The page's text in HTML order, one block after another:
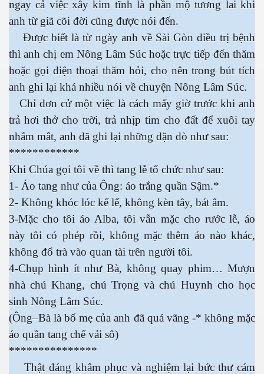
ngay cả việc xây kim tĩnh là phần mộ tương lai khi
anh từ giã cõi đời cũng được nói đến.
Được biết là từ ngày anh về Sài Gòn điều trị bệnh
thì anh chị em Nông Lâm Súc hoặc trực tiếp đến thăm
hoặc gọi điện thoại thăm hỏi, cho nên trong bút tích
anh ghi lại khá nhiều nói về chuyện Nông Lâm Súc.
Chỉ đơn cử một việc là cách mấy giờ trước khi anh
trả hơi thở cho trời, trả nhịp tim cho đất để xuôi tay
nhắm mắt, anh đã ghi lại những dặn dò như sau:
************
Khi Chúa gọi tôi về thì tang lễ tổ chức như sau:
1- Áo tang như của Ông: áo trắng quần Sậm.*
2- Không khóc lóc kể lể, không kèn tây, bát âm.
3-Mặc cho tôi áo Alba, tôi vẫn mặc cho rước lễ, áo
này tôi có phép rồi, không mặc thêm áo nào khác,
không đổ trà vào quan tài trên người tôi.
4-Chụp hình ít như Bà, không quay phim… Mượn
nhà chú Khang, chú Trọng và chú Huynh cho học
sinh Nông Lâm Súc.
(Ông–Bà là bố mẹ của anh đã quá vãng -* không mặc
áo quần tang chế vải sô)
***************
Thật đáng khâm phục và nghiệm lại bức thư cám
682
giới